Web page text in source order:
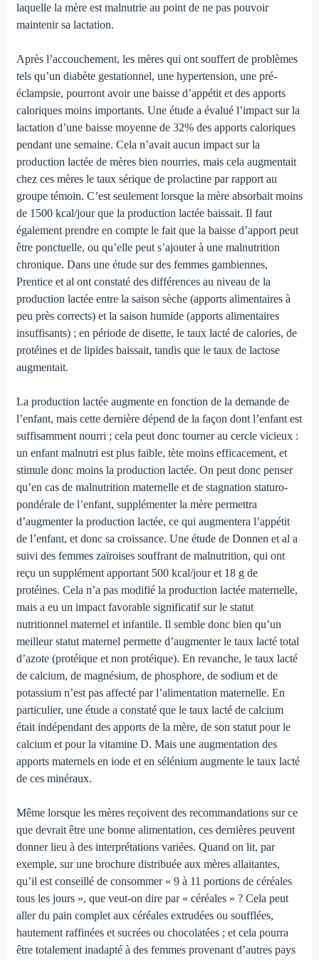
laquelle la mère est malnutrie au point de ne pas pouvoir
maintenir sa lactation.
Après l’accouchement, les mères qui ont souffert de pro­blèmes
tels qu’un diabète gestationnel, une hypertension, une pré-
éclampsie, pourront avoir une baisse d’appétit et des apports
caloriques moins importants. Une étude a évalué l’impact sur la
lactation d’une baisse moyenne de 32% des apports caloriques
pendant une semaine. Cela n’avait aucun impact sur la
production lactée de mères bien nourries, mais cela augmentait
chez ces mères le taux sérique de prolactine par rapport au
groupe témoin. C’est seulement lorsque la mère absorbait moins
de 1500 kcal/jour que la production lactée baissait. Il faut
également prendre en compte le fait que la baisse d’apport peut
être ponctuelle, ou qu’elle peut s’ajouter à une malnutrition
chronique. Dans une étude sur des femmes gambiennes,
Prentice et al ont constaté des différences au niveau de la
production lactée entre la saison sèche (apports alimentaires à
peu près corrects) et la saison humide (apports alimentaires
insuffisants) ; en période de disette, le taux lacté de calories, de
protéines et de lipides baissait, tandis que le taux de lactose
augmentait.
La production lactée augmente en fonction de la de­mande de
l’enfant, mais cette dernière dépend de la façon dont l’enfant est
suffisamment nourri ; cela peut donc tour­ner au cercle vicieux :
un enfant malnutri est plus faible, tète moins efficacement, et
stimule donc moins la production lactée. On peut donc penser
qu’en cas de malnutrition ma­ternelle et de stagnation staturo-
pondérale de l’enfant, sup­plémenter la mère permettra
d’augmenter la production lactée, ce qui augmentera l’appétit
de l’enfant, et donc sa croissance. Une étude de Donnen et al a
suivi des femmes zaïroises souffrant de malnutrition, qui ont
reçu un supplé­ment apportant 500 kcal/jour et 18 g de
protéines. Cela n’a pas modifié la production lactée maternelle,
mais a eu un impact favorable significatif sur le statut
nutritionnel mater­nel et infantile. Il semble donc bien qu’un
meilleur statut maternel permette d’augmenter le taux lacté total
d’azote (protéique et non protéique). En revanche, le taux lacté
de calcium, de magnésium, de phosphore, de sodium et de
potassium n’est pas affecté par l’alimentation maternelle. En
particulier, une étude a constaté que le taux lacté de calcium
était indépendant des apports de la mère, de son statut pour le
calcium et pour la vitamine D. Mais une augmentation des
apports maternels en iode et en sélénium augmente le taux lacté
de ces minéraux.
Même lorsque les mères reçoivent des recommandations sur ce
que devrait être une bonne alimentation, ces dernières peuvent
donner lieu à des interprétations variées. Quand on lit, par
exemple, sur une brochure distribuée aux mères al­laitantes,
qu’il est conseillé de consommer « 9 à 11 portions de céréales
tous les jours », que veut-on dire par « céréales » ? Cela peut
aller du pain complet aux céréales extrudées ou soufflées,
hautement raffinées et sucrées ou chocolatées ; et cela pourra
être totalement inadapté à des femmes provenant d’autres pays